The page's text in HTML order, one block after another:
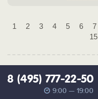
1 2 3 4 5 6 7
15
8 (495) 777-22-50
9:00 — 19:00